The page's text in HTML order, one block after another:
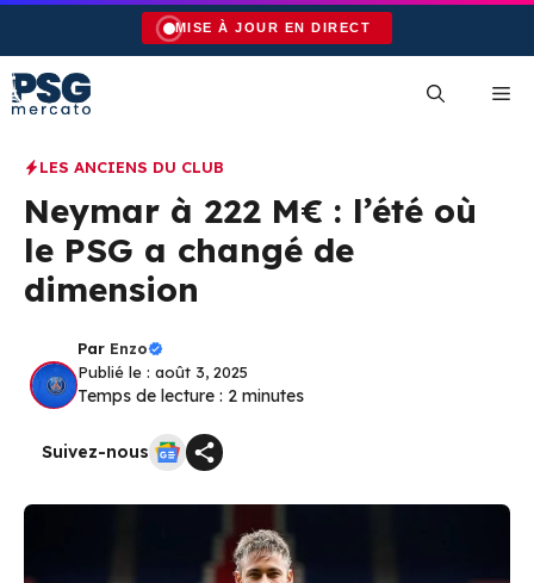
Aller
contenu
MISE À JOUR EN DIRECT
LES ANCIENS DU CLUB
Neymar à 222 M€ : l’été où
le PSG a changé de
dimension
Par Enzo
Publié le : août 3, 2025
Temps de lecture : 2 minutes
Suivez-nous